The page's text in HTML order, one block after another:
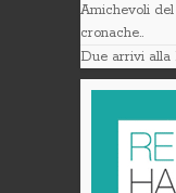
Amichevoli
cronache..
Due arrivi alla